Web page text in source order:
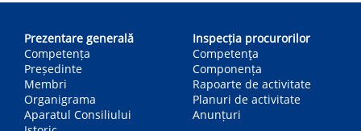
navigation
Prezentare generală
Competența
Președinte
Membri
Organigrama
Aparatul Consiliului
Inspecția procurorilor
Competenţa
Componența
Rapoarte de activitate
Planuri de activitate
Anunțuri